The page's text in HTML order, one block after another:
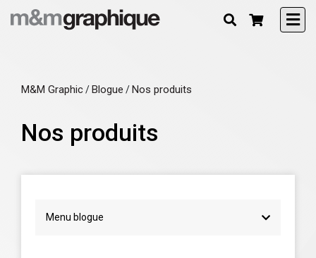
M&M Graphic/Blogue /Nos produits
Nos produits
Menu blogue